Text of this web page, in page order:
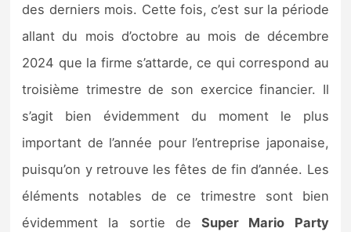
Previews
Précommandes
Précommandes jeux Switch 2
Sorties de jeux
Bons plans
des derniers mois. Cette fois, c’est sur la période
allant du mois d’octobre au mois de décembre
2024 que la firme s’attarde, ce qui correspond au
troisième trimestre de son exercice financier. Il
s’agit bien évidemment du moment le plus
important de l’année pour l’entreprise japonaise,
puisqu’on y retrouve les fêtes de fin d’année. Les
éléments notables de ce trimestre sont bien
évidemment la sortie deSuper Mario Party